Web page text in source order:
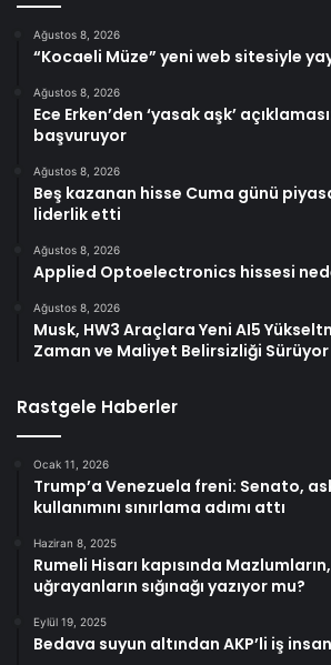
Ağustos 8, 2026
“Kocaeli Müze” yeni web sitesiyle
Ağustos 8, 2026
Ece Erken’den ‘yasak aşk’
başvuruyor
Ağustos 8, 2026
Beş kazanan hisse Cuma günü
liderlik etti
Ağustos 8, 2026
Applied Optoelectronics hissesi
Ağustos 8, 2026
Musk, HW3 Araçlara Yeni AI5
Zaman ve Maliyet Belirsizliği Sürüyor
Rastgele Haberler
Ocak 11, 2026
Trump’a Venezuela freni: Senato,
kullanımını sınırlama adımı attı
Haziran 8, 2025
Rumeli Hisarı kapısında
uğrayanların sığınağı yazıyor mu?
Eylül 19, 2025
Bedava suyun altından AKP’li iş